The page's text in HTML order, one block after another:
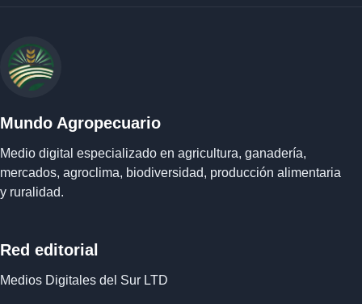
Mundo Agropecuario
Medio digital especializado en agricultura, ganadería,
mercados, agroclima, biodiversidad, producción alimentaria
y ruralidad.
Red editorial
Medios Digitales del Sur LTD